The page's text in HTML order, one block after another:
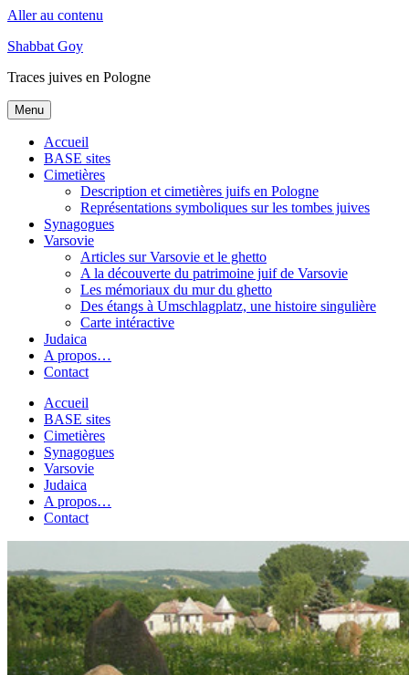
Aller au contenu
Shabbat Goy
Traces juives en Pologne
Menu
Accueil
BASE sites
Cimetières
Description et cimetières juifs en Pologne
Représentations symboliques sur les tombes juives
Synagogues
Varsovie
Articles sur Varsovie et le ghetto
A la découverte du patrimoine juif de Varsovie
Les mémoriaux du mur du ghetto
Des étangs à Umschlagplatz, une histoire singulière
Carte intéractive
Judaica
A propos…
Contact
Accueil
BASE sites
Cimetières
Synagogues
Varsovie
Judaica
A propos…
Contact